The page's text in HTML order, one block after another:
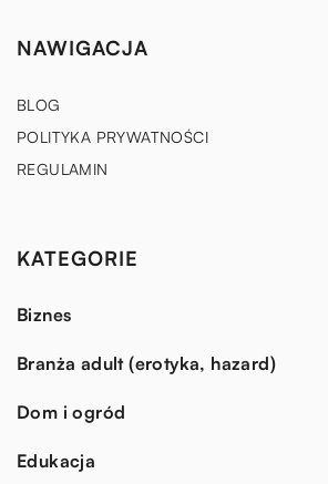
NAWIGACJA
BLOG
POLITYKA PRYWATNOŚCI
REGULAMIN
KATEGORIE
Biznes
Branża adult (erotyka, hazard)
Dom i ogród
Edukacja